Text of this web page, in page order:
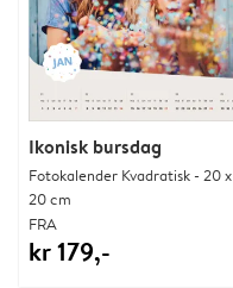
Ikonisk bursdag
Fotokalender Kvadratisk - 20 x
20 cm
FRA
kr 179,-